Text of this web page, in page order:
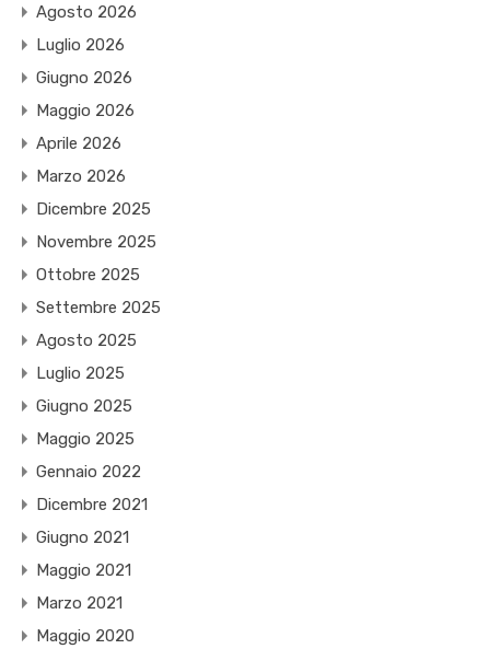
Agosto 2026
Luglio 2026
Giugno 2026
Maggio 2026
Aprile 2026
Marzo 2026
Dicembre 2025
Novembre 2025
Ottobre 2025
Settembre 2025
Agosto 2025
Luglio 2025
Giugno 2025
Maggio 2025
Gennaio 2022
Dicembre 2021
Giugno 2021
Maggio 2021
Marzo 2021
Maggio 2020